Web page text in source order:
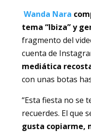
Wanda Nara
tema “Ibiza” y
fragmento del
cuenta de
mediática
con unas botas
“Esta fiesta no se
recuerdes. El que
gusta copiarme,